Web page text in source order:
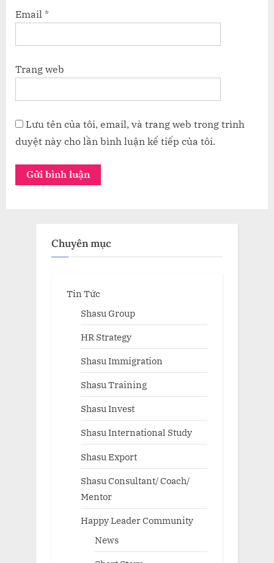
Email *
Trang web
Lưu tên của tôi, email, và trang web trong trình
duyệt này cho lần bình luận kế tiếp của tôi.
Chuyên mục
Tin Tức
Shasu Group
HR Strategy
Shasu Immigration
Shasu Training
Shasu Invest
Shasu International Study
Shasu Export
Shasu Consultant/ Coach/
Mentor
Happy Leader Community
News